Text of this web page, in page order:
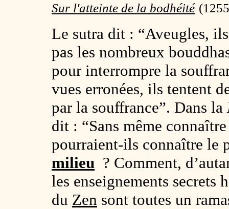
Sur l'atteinte de la bodhéité
Le sutra dit : “Aveugles,
pas les nombreux
pour interrompre la
vues erronées, ils tentent
par la souffrance”. Dans la
dit : “Sans même
pourraient-ils connaître
milieu ? Comment,
les enseignements secrets
du Zen sont toutes un